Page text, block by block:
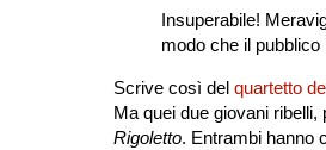
Insuperabile!
modo che il
Scrive così del quartetto
Ma quei due giovani
Rigoletto. Entrambi hanno